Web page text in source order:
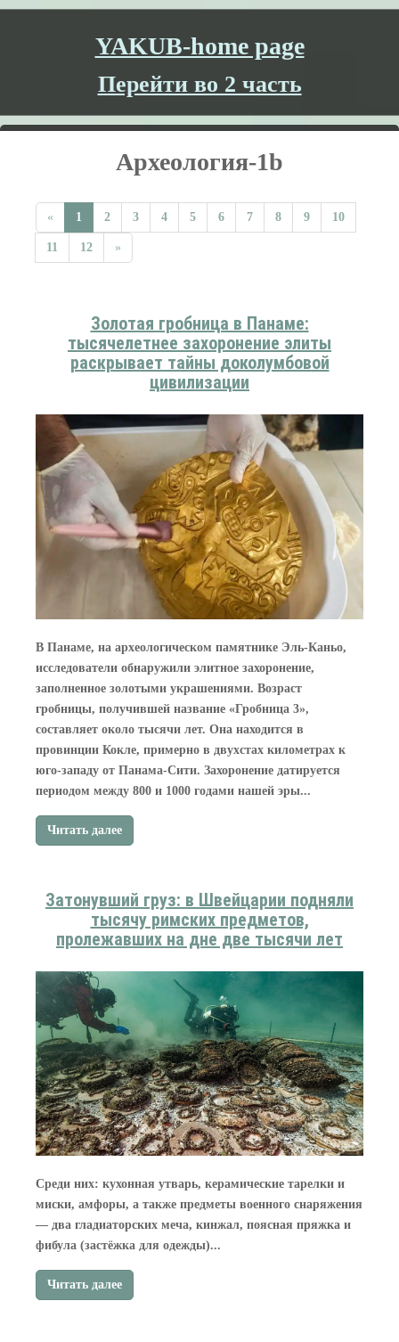
YAKUB-home page
Перейти во 2 часть
Археология-1b
« 1 2 3 4 5 6 7 8 9 10
11 12 »
Золотая гробница в Панаме:
тысячелетнее захоронение элиты
раскрывает тайны доколумбовой
цивилизации
В Панаме, на археологическом памятнике Эль-Каньо,
исследователи обнаружили элитное захоронение,
заполненное золотыми украшениями. Возраст
гробницы, получившей название «Гробница 3»,
составляет около тысячи лет. Она находится в
провинции Кокле, примерно в двухстах километрах к
юго-западу от Панама-Сити. Захоронение датируется
периодом между 800 и 1000 годами нашей эры...
Читать далее
Затонувший груз: в Швейцарии подняли
тысячу римских предметов,
пролежавших на дне две тысячи лет
Среди них: кухонная утварь, керамические тарелки и
миски, амфоры, а также предметы военного снаряжения
— два гладиаторских меча, кинжал, поясная пряжка и
фибула (застёжка для одежды)...
Читать далее